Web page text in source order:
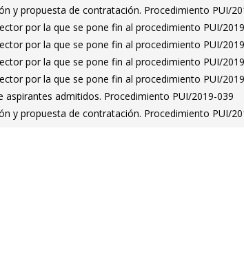
y propuesta de contratación. Procedimiento PUI/
por la que se pone fin al procedimiento PUI/
por la que se pone fin al procedimiento PUI/
por la que se pone fin al procedimiento PUI/
por la que se pone fin al procedimiento PUI/
aspirantes admitidos. Procedimiento PUI/2019-039
y propuesta de contratación. Procedimiento PUI/